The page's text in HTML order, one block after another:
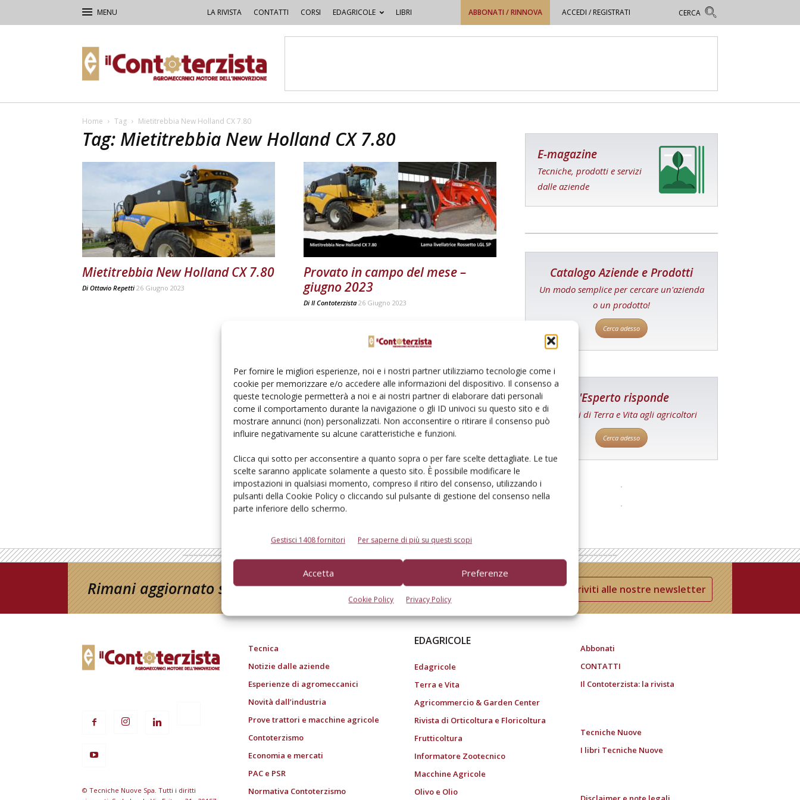
Per fornire le migliori esperienze, noi e i nostri partner utilizziamo tecnologie come i
cookie per memorizzare e/o accedere alle informazioni del dispositivo. Il consenso a
queste tecnologie permetterà a noi e ai nostri partner di elaborare dati personali
come il comportamento durante la navigazione o gli ID univoci su questo sito e di
mostrare annunci (non) personalizzati. Non acconsentire o ritirare il consenso può
influire negativamente su alcune caratteristiche e funzioni.
Clicca qui sotto per acconsentire a quanto sopra o per fare scelte dettagliate. Le tue
scelte saranno applicate solamente a questo sito. È possibile modificare le
impostazioni in qualsiasi momento, compreso il ritiro del consenso, utilizzando i
pulsanti della Cookie Policy o cliccando sul pulsante di gestione del consenso nella
parte inferiore dello schermo.
Gestisci 1408 fornitori Per saperne di più su questi scopi
Accetta Preferenze
Cookie Policy Privacy Policy
LA RIVISTA CONTATTI CORSI EDAGRICOLE LIBRI ABBONATI / RINNOVA ACCEDI / REGISTRATI
Contoterzista
Home Tag Mietitrebbia New Holland CX 7.80
Tag: Mietitrebbia New Holland CX 7.80
Mietitrebbia New Holland CX 7.80
Di Ottavio Repetti 26 Giugno 2023
Provato in campo del mese –
giugno 2023
Di Il Contoterzista 26 Giugno 2023
E-magazine
Tecniche, prodotti e servizi
dalle aziende
Catalogo Aziende e Prodotti
Un modo semplice per cercare un'azienda
o un prodotto!
Cerca adesso
L'Esperto risponde
I consigli di Terra e Vita agli agricoltori
Cerca adesso
Rimani aggiornato sul mondo dell’agricoltura Iscriviti alle nostre newsletter
© Tecniche Nuove Spa. Tutti i diritti
Tecnica
Notizie dalle aziende
Esperienze di agromeccanici
Novità dall’industria
Prove trattori e macchine agricole
Contoterzismo
Economia e mercati
PAC e PSR
Normativa Contoterzismo
EDAGRICOLE
Edagricole
Terra e Vita
Agricommercio & Garden Center
Rivista di Orticoltura e Floricoltura
Frutticoltura
Informatore Zootecnico
Macchine Agricole
Olivo e Olio
Abbonati
CONTATTI
Il Contoterzista: la rivista
Tecniche Nuove
I libri Tecniche Nuove